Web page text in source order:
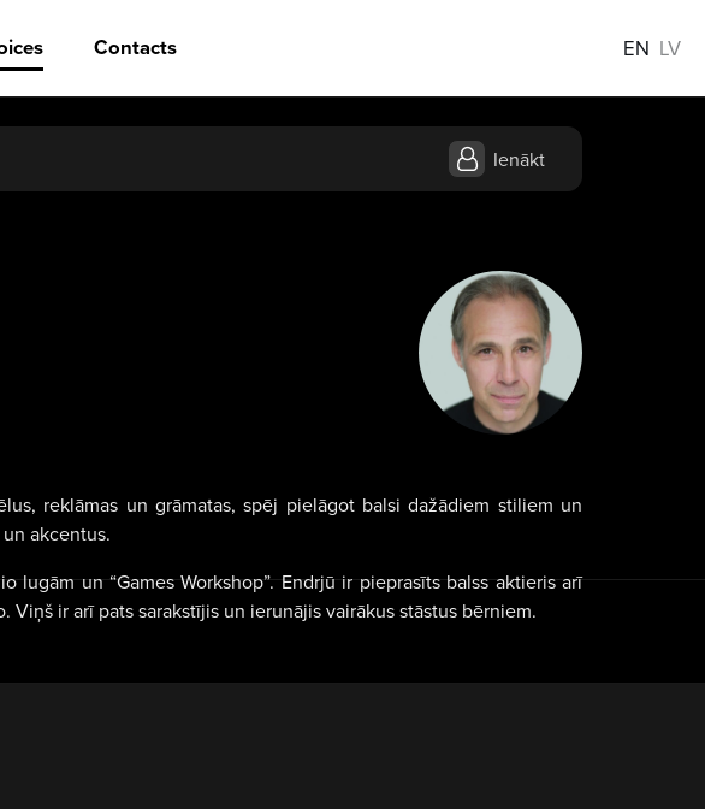
Contacts EN LV
Ienākt
reklāmas un grāmatas, spēj pielāgot balsi dažādiem stiliem un
akcentus.
un “Games Workshop”. Endrjū ir pieprasīts balss aktieris arī
ir arī pats sarakstījis un ierunājis vairākus stāstus bērniem.